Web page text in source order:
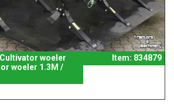
Cultivator woeler
woeler 1.3M /
Item: 834879